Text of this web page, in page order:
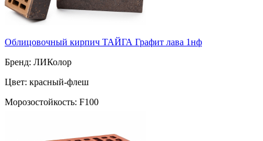
Облицовочный кирпич ТАЙГА Графит лава 1нф
Бренд: ЛИКолор
Цвет: красный-флеш
Морозостойкость: F100